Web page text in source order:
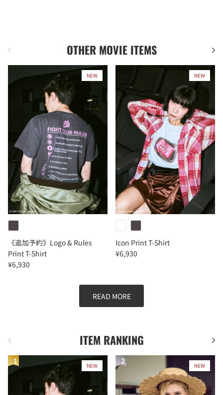
前 OTHER MOVIE ITEMS 次
NEW
《追加予約》Logo & Rules
Print T-Shirt
¥6,930
NEW
Icon Print T-Shirt
¥6,930
READ MORE
前 ITEM RANKING 次
NEW NEW